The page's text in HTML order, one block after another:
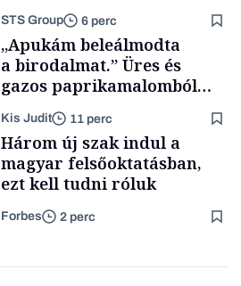
STS Group 6 perc
„Apukám beleálmodta
a birodalmat.” Üres és
gazos paprikamalomból
lett az igazi családi
fűszersztori
Kis Judit 11 perc
Három új szak indul a
magyar felsőoktatásban,
ezt kell tudni róluk
Forbes 2 perc